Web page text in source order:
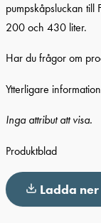
pumpskåpsluckan
200 och 430 liter.
Har du frågor om
Ytterligare information
Inga attribut att visa.
Produktblad
Ladda